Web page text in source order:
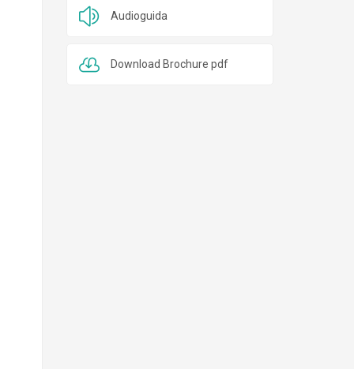
Audioguida
Download Brochure pdf